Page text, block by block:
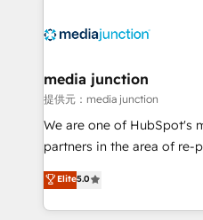
offer unparalleled insights. Operating in five
Mexico, USA, and
hundred successful operations. Our
rooted in RevOps
training, planning, and
inbound marketing tactics,
understanding, nurturing,
media junction
提供元：media junction
We are one of HubSpot's
partners in the area of re-
design & development.
implementations for mid-
companies. We are woman-owned, powered by
Elite5.0